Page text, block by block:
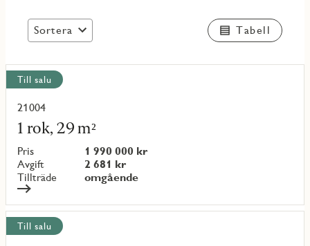
Sortera Tabell
Visa
alla
objekt
Till salu
21004
1 rok, 29 m²
Pris
1 990 000 kr
Avgift
2 681 kr
Tillträde
omgående
Läs
mer
om
objekt
{objectNumber}
Till salu